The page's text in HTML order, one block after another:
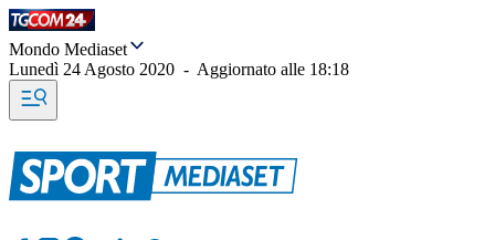
Mondo Mediaset
Lunedì 24 Agosto 2020 - Aggiornato alle 18:18